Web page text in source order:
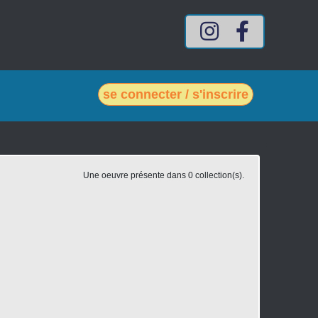
Compte Intagram mes-
se connecter / s'inscrire
Une oeuvre présente dans 0 collection(s).